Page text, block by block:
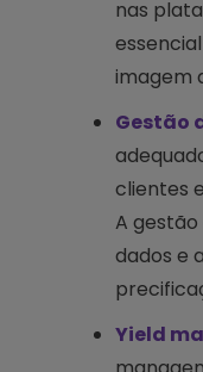
nas
imagem
Gestão
clientes
A
dados e
Yield